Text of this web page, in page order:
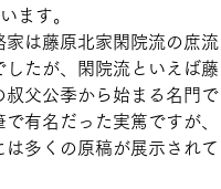
ます。
家は藤原北家閑院流の庶流
したが、閑院流といえば藤
叔父公季から始まる名門で
で有名だった実篤ですが、
は多くの原稿が展示されて